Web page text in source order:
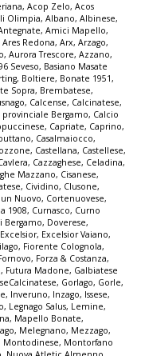
, Acop Zelo, Acos
Olimpia, Albano, Albinese,
, Amici Mapello,
Ares Redona, Arx, Arzago,
, Aurora Trescore, Azzano,
Seveso, Basiano Masate
, Boltiere, Bonate 1951,
Sopra, Brembatese,
, Calcense, Calcinatese,
provinciale Bergamo, Calcio
, Capriate, Caprino,
, Casalmaiocco,
, Castellana, Castellese,
, Cazzaghese, Celadina,
Mazzano, Cisanese,
, Cividino, Clusone,
Nuovo, Cortenuovese,
1908, Curnasco, Curno
Bergamo, Doverese,
Excelsior, Excelsior Vaiano,
, Fiorente Colognola,
, Forza & Costanza,
, Futura Madone, Galbiatese
, Gorlago, Gorle,
, Inveruno, Inzago, Issese,
, Legnago Salus, Lemine,
, Mapello Bonate,
, Melegnano, Mezzago,
Montodinese, Montorfano